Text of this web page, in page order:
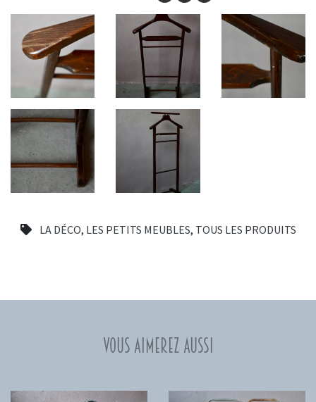
LA DÉCO, LES PETITS MEUBLES, TOUS LES PRODUITS
Vous aimerez aussi